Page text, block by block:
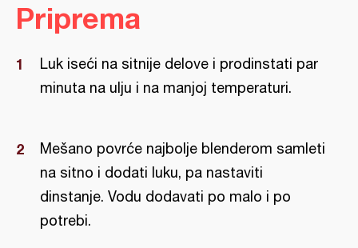
Priprema
Luk iseći na sitnije delove i prodinstati par
minuta na ulju i na manjoj temperaturi.
Mešano povrće najbolje blenderom samleti
na sitno i dodati luku, pa nastaviti
dinstanje. Vodu dodavati po malo i po
potrebi.